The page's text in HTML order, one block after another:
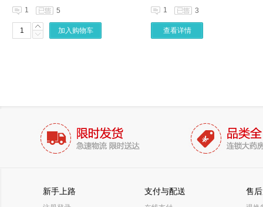
1
5
加入购物车
1 3
查看详情
新手上路 支付与配送 售